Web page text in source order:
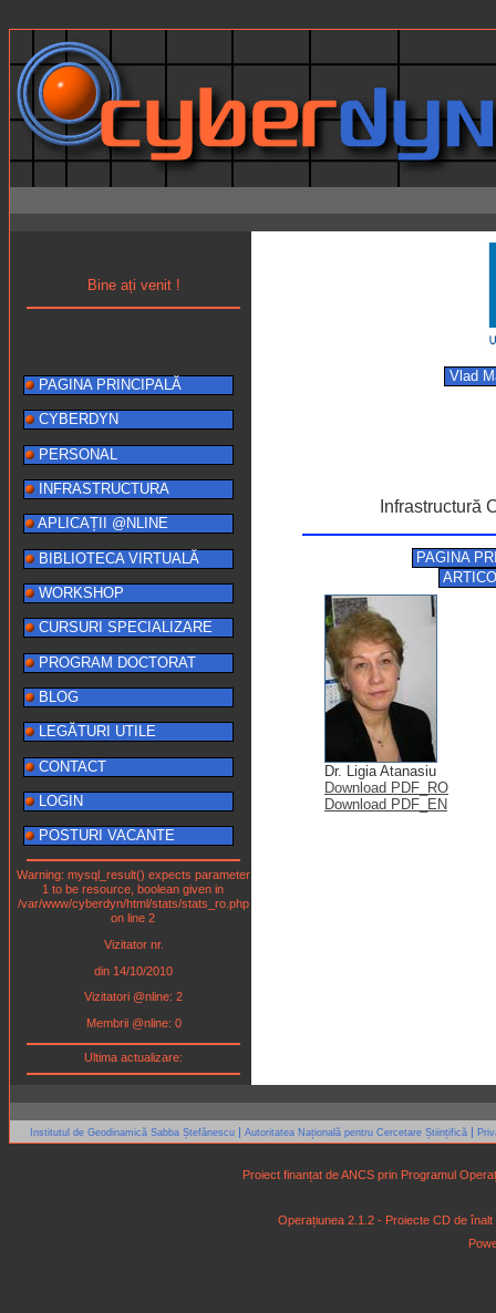
Bine ați venit !
PAGINA PRINCIPALĂ
CYBERDYN
PERSONAL
INFRASTRUCTURA
APLICAȚII @NLINE
BIBLIOTECA VIRTUALĂ
WORKSHOP
CURSURI SPECIALIZARE
PROGRAM DOCTORAT
BLOG
LEGĂTURI UTILE
CONTACT
LOGIN
POSTURI VACANTE
Warning: mysql_result() expects parameter
1 to be resource, boolean given in
/var/www/cyberdyn/html/stats/stats_ro.php
on line 2
Vizitator nr.
din 14/10/2010
Vizitatori @nline: 2
Membrii @nline: 0
Ultima actualizare:
Vlad
Infrastructură
PAGINA
Dr. Ligia Atanasiu
Download PDF_RO
Download PDF_EN
Institutul de Geodinamică Sabba Ștefănescu | Autoritatea Națională pentru Cercetare Științifică |
Proiect finanțat de ANCS prin Programul
Operațiunea 2.1.2 - Proiecte CD de